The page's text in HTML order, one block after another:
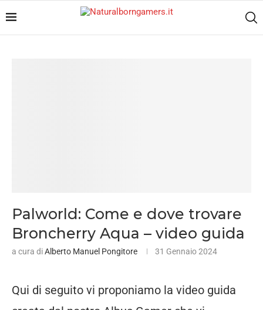
Palworld: Come e dove trovare
Broncherry Aqua – video guida
a cura diAlberto Manuel Pongitore 31 Gennaio 2024
Qui di seguito vi proponiamo la video guida